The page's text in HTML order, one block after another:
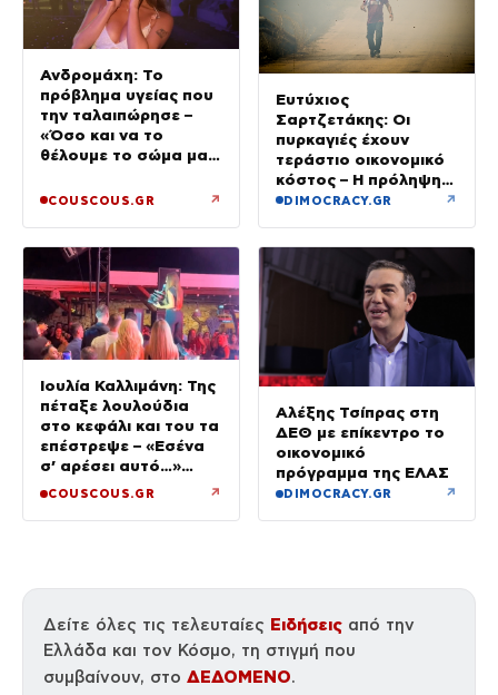
Ανδρομάχη: Το
πρόβλημα υγείας που
την ταλαιπώρησε –
«Όσο και να το
θέλουμε το σώμα μας
COUSCOUS.GR ↗
Ευτύχιος
Σαρτζετάκης: Οι
πυρκαγιές έχουν
τεράστιο οικονομικό
κόστος – Η πρόληψη
κοστίζει λιγότερο από
DIMOCRACY.GR ↗
Ιουλία Καλλιμάνη: Της
πέταξε λουλούδια
στο κεφάλι και του τα
επέστρεψε – «Εσένα
σ’ αρέσει αυτό…»
(βίντεο)
COUSCOUS.GR ↗
Αλέξης Τσίπρας στη
ΔΕΘ με επίκεντρο το
οικονομικό
πρόγραμμα της ΕΛΑΣ
DIMOCRACY.GR ↗
Δείτε όλες τις τελευταίες Ειδήσεις από την
Ελλάδα και τον Κόσμο, τη στιγμή που
συμβαίνουν, στο ΔΕΔΟΜΕΝΟ.